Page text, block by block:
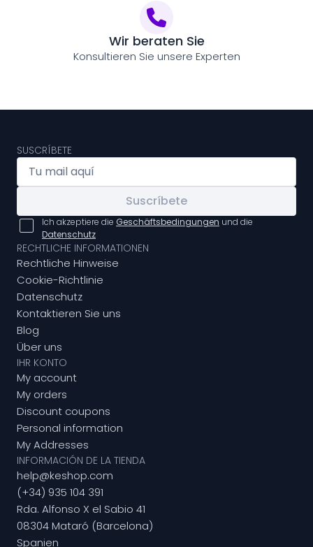
Wir beraten Sie
Konsultieren Sie unsere Experten
SUSCRÍBETE
Suscríbete
Ich akzeptiere die Geschäftsbedingungen und die
Datenschutz
RECHTLICHE INFORMATIONEN
Rechtliche Hinweise
Cookie-Richtlinie
Datenschutz
Kontaktieren Sie uns
Blog
Über uns
IHR KONTO
My account
My orders
Discount coupons
Personal information
My Addresses
INFORMACIÓN DE LA TIENDA
help@keshop.com
(+34) 935 104 391
Rda. Alfonso X el Sabio 41
08304 Mataró (Barcelona)
Spanien